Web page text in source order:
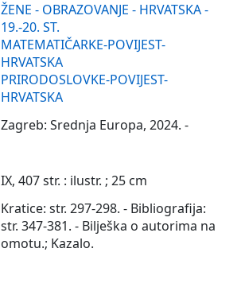
ŽENE - OBRAZOVANJE - HRVATSKA -
19.-20. ST.
MATEMATIČARKE-POVIJEST-
HRVATSKA
PRIRODOSLOVKE-POVIJEST-
HRVATSKA
Zagreb: Srednja Europa, 2024. -
IX, 407 str. : ilustr. ; 25 cm
Kratice: str. 297-298. - Bibliografija:
str. 347-381. - Bilješka o autorima na
omotu.; Kazalo.